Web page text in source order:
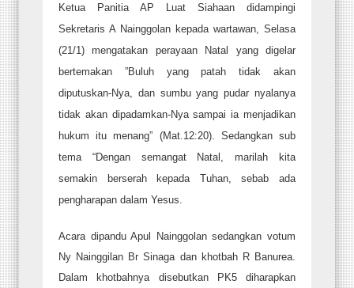
Ketua Panitia AP Luat Siahaan didampingi
Sekretaris A Nainggolan kepada wartawan, Selasa
(21/1) mengatakan perayaan Natal yang digelar
bertemakan ”Buluh yang patah tidak akan
diputuskan-Nya, dan sumbu yang pudar nyalanya
tidak akan dipadamkan-Nya sampai ia menjadikan
hukum itu menang” (Mat.12:20). Sedangkan sub
tema “Dengan semangat Natal, marilah kita
semakin berserah kepada Tuhan, sebab ada
pengharapan dalam Yesus.
Acara dipandu Apul Nainggolan sedangkan votum
Ny Nainggilan Br Sinaga dan khotbah R Banurea.
Dalam khotbahnya disebutkan PK5 diharapkan